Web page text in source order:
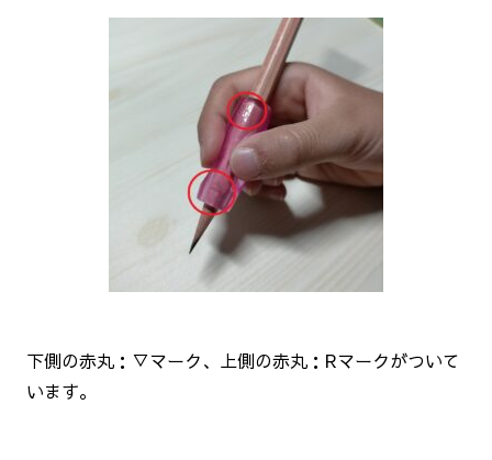
下側の赤丸：▽マーク、上側の赤丸：Rマークがついて
います。